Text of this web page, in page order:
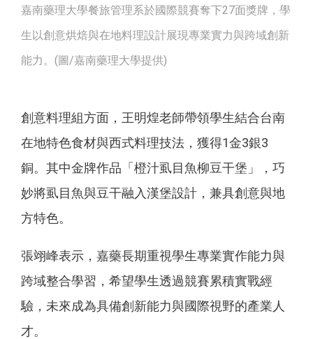
嘉南藥理大學餐旅管理系於國際競賽奪下27面獎牌，學
生以創意烘焙與在地料理設計展現專業實力與跨域創新
能力。(圖/嘉南藥理大學提供)
創意料理組方面，王明煌老師帶領學生結合台南
在地特色食材與西式料理技法，獲得1金3銀3
銅。其中金牌作品「橙汁虱目魚柳豆干堡」，巧
妙將虱目魚與豆干融入漢堡設計，兼具創意與地
方特色。
張翊峰表示，嘉藥長期重視學生專業實作能力與
跨域整合學習，希望學生透過競賽累積實戰經
驗，未來成為具備創新能力與國際視野的產業人
才。